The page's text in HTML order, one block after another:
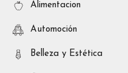
Alimentacion
Automoción
Belleza y Estética